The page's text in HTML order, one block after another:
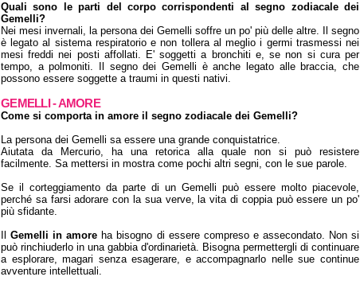
Quali sono le parti del corpo corrispondenti al segno zodiacale dei
Gemelli?
Nei mesi invernali, la persona dei Gemelli soffre un po' più delle altre. Il segno
è legato al sistema respiratorio e non tollera al meglio i germi trasmessi nei
mesi freddi nei posti affollati. E' soggetti a bronchiti e, se non si cura per
tempo, a polmoniti. Il segno dei Gemelli è anche legato alle braccia, che
possono essere soggette a traumi in questi nativi.
GEMELLI - AMORE
Come si comporta in amore il segno zodiacale dei Gemelli?
La persona dei Gemelli sa essere una grande conquistatrice.
Aiutata da Mercurio, ha una retorica alla quale non si può resistere
facilmente. Sa mettersi in mostra come pochi altri segni, con le sue parole.
Se il corteggiamento da parte di un Gemelli può essere molto piacevole,
perché sa farsi adorare con la sua verve, la vita di coppia può essere un po'
più sfidante.
Gemelli in amore ha bisogno di essere compreso e assecondato. Non si
può rinchiuderlo in una gabbia d'ordinarietà. Bisogna permettergli di continuare
a esplorare, magari senza esagerare, e accompagnarlo nelle sue continue
avventure intellettuali.